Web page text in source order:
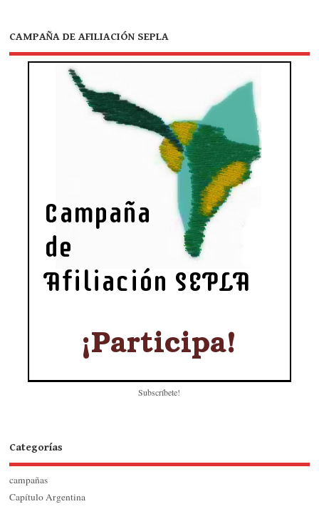
CAMPAÑA DE AFILIACIÓN SEPLA
Subscríbete!
Categorías
campañas
Capítulo Argentina